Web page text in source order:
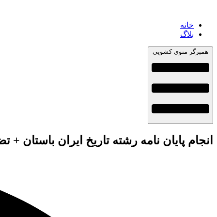
خانه
بلاگ
همبرگر منوی کشویی
انجام پایان نامه رشته تاریخ ایران باستان +